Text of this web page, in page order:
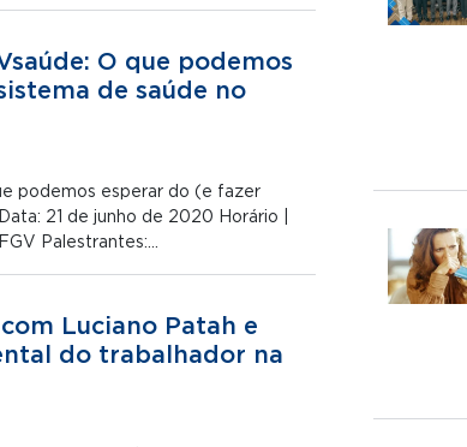
O que podemos
de saúde no
podemos esperar do (e fazer
21 de junho de 2020 Horário |
Palestrantes:…
Luciano Patah e
do trabalhador na